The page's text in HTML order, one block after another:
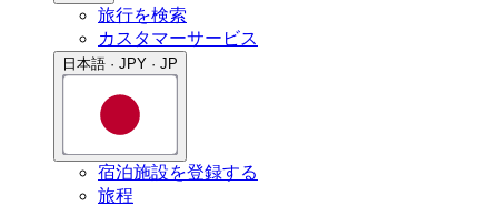
旅行を検索
カスタマーサービス
日本語 · JPY · JP
宿泊施設を登録する
旅程